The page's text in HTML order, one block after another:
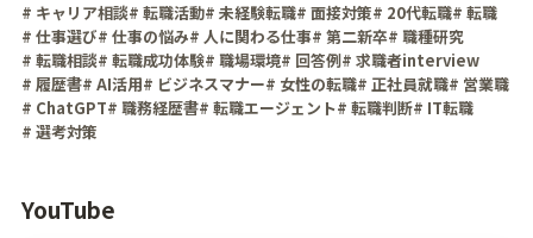
# キャリア相談# 転職活動# 未経験転職# 面接対策# 20代転職# 転職
# 仕事選び# 仕事の悩み# 人に関わる仕事# 第二新卒# 職種研究
# 転職相談# 転職成功体験# 職場環境# 回答例# 求職者interview
# 履歴書# AI活用# ビジネスマナー# 女性の転職# 正社員就職# 営業職
# ChatGPT# 職務経歴書# 転職エージェント# 転職判断# IT転職
# 選考対策
YouTube